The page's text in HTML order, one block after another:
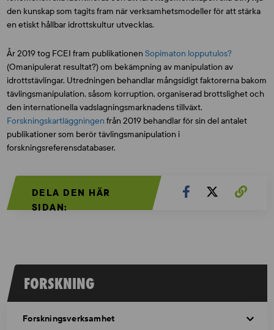
den kunskap som tagits fram när verksamhetsmodeller för att stärka
en etiskt hållbar idrottskultur utvecklas.
År 2019 tog FCEI fram publikationenSopimaton lopputulos?
(Omanipulerat resultat?) om bekämpning av manipulation av
idrottstävlingar. Utredningen behandlar mångsidigt faktorerna bakom
tävlingsmanipulation, såsom korruption, organiserad brottslighet och
den internationella vadslagningsmarknadens tillväxt.
Forskningskartläggningen från 2019 behandlar för sin del antalet
publikationer som berör tävlingsmanipulation i
forskningsreferensdatabaser.
DELA DEN HÄR
SIDAN:
FORSKNING
Forskningsverksamhet